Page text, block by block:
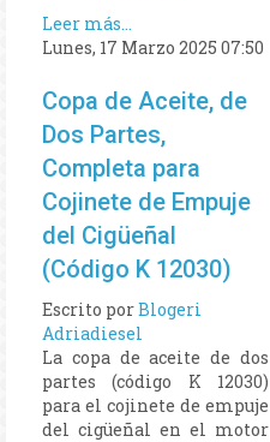
Leer más...
Lunes, 17 Marzo 2025 07:50
Copa de Aceite, de
Dos Partes,
Completa para
Cojinete de Empuje
del Cigüeñal
(Código K 12030)
Escrito porBlogeri
Adriadiesel
La copa de aceite de dos
partes (código K 12030)
para el cojinete de empuje
del cigüeñal en el motor